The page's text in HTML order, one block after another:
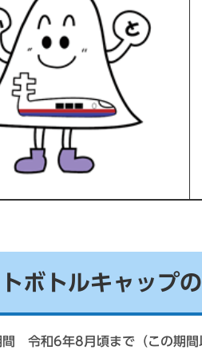
ボトルキャップ
間 令和6年8月頃まで（この期間